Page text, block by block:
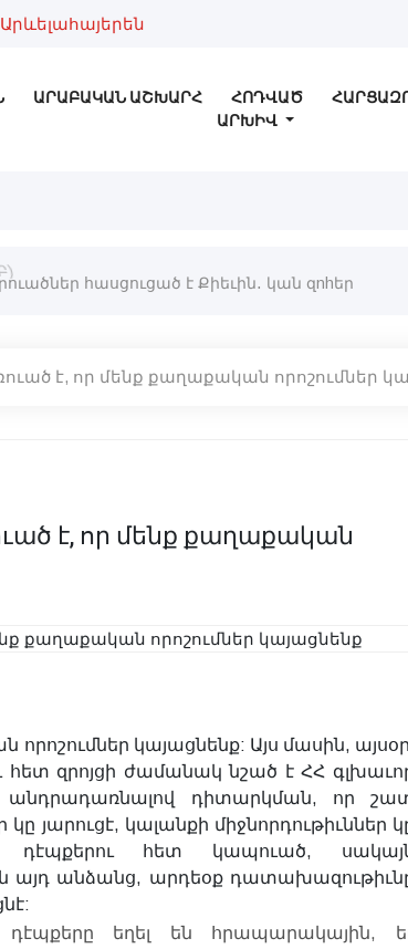
Արևելահայերեն
ԱՐԱԲԱԿԱՆ ԱՇԽԱՐՀ ՀՈԴՎԱԾ
ԱՐԽԻՎ
հասցուցած է Քիեւին․ կան զnhեր
է, որ մենք քաղաքական որոշումներ
է, որ մենք քաղաքական
կայացնենք: Այս մասին,
հետ զրոյցի ժամանակ նշած է ՀՀ
դիտարկման, որ
յարուցէ, կալանքի միջնորդութիւններ
դէպքերու հետ կապուած,
անձանց, արդեօք
դէպքերը եղել են հրապարակային,